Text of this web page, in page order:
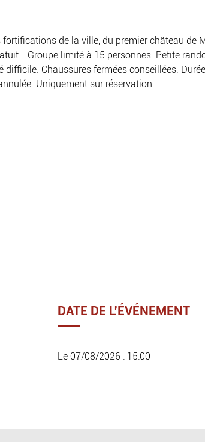
de la ville, du premier château de
- Groupe limité à 15 personnes. Petite
Chaussures fermées conseillées.
Uniquement sur réservation.
DATE DE L'ÉVÉNEMENT
Le 07/08/2026 : 15:00